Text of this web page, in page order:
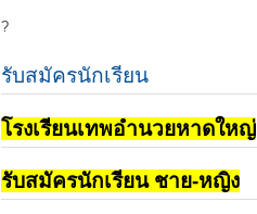
?
รับสมัครนักเรียน
โรงเรียนเทพอำนวยหาดใหญ่
รับสมัครนักเรียน ชาย-หญิง